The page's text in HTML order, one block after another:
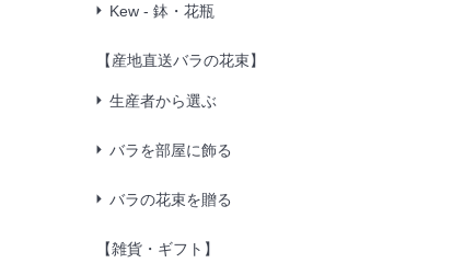
Kew - 鉢・花瓶
【産地直送バラの花束】
生産者から選ぶ
バラを部屋に飾る
バラの花束を贈る
【雑貨・ギフト】